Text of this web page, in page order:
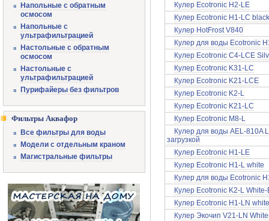
Кулер Ecotronic H2-LE
Кулер Ecotronic H1-LC
Кулер HotFrost V840
Кулер для воды Ecotronic
Кулер Ecotronic C4-LCE
Кулер Ecotronic K31-LC
Кулер Ecotronic K21-LCE
Кулер Ecotronic K2-L
Кулер Ecotronic K21-LC
Кулер Ecotronic M8-L
Кулер для воды AEL-810A
загрузкой
Кулер Ecotronic H1-LE
Кулер Ecotronic H1-L white
Кулер для воды Ecotronic
Кулер Ecotronic K2-L
Кулер Ecotronic H1-LN white
Кулер Экочип V21-LN
Напольные с обратным
осмосом
Напольные с
ультрафильтрацией
Настольные с обратным
осмосом
Настольные с
ультрафильтрацией
Пурифайеры без фильтров
Фильтры Аквафор
Все фильтры для воды
Модели с отдельным краном
Магистральные фильтры